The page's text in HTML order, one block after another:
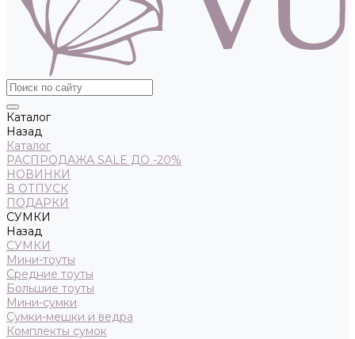
Каталог
Назад
Каталог
РАСПРОДАЖА SALE ДО -20%
НОВИНКИ
В ОТПУСК
ПОДАРКИ
СУМКИ
Назад
СУМКИ
Мини-тоуты
Средние тоуты
Большие тоуты
Мини-сумки
Сумки-мешки и ведра
Комплекты сумок